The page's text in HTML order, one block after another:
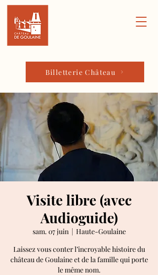
Billetterie Château
Visite libre (avec
Audioguide)
sam. 07 juin
  |
Haute-Goulaine
Laissez vous conter l’incroyable histoire du
château de Goulaine et de la famille qui porte
le même nom.